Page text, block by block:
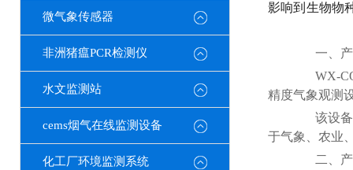
微气象传感器
非洲猪瘟PCR检测仪
水文监测站
cems烟气在线监测设备
化工厂环境监测系统
影响到生物物
一、产
WX-
精度气象观测
该设备由
于气象、农业
二、产